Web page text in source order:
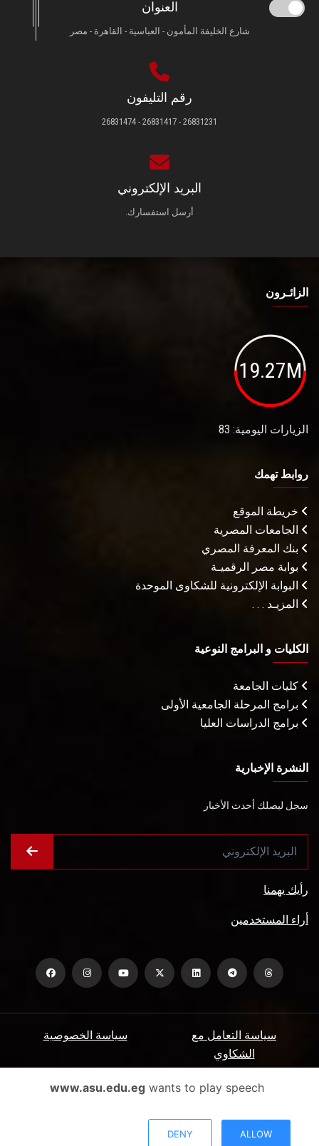
العنوان
شارع الخليفة المأمون - العباسية - القاهرة - مصر
رقم التليفون
26831231 - 26831417 - 26831474
البريد الإلكتروني
أرسل استفسارك.
الزائـرون
19.27M
الزيارات اليومية: 83
روابط تهمك
خريطة الموقع
الجامعات المصرية
بنك المعرفة المصري
بوابة مصر الرقميـة
البوابة الإلكترونية للشكاوى الموحدة
المزيـد . . .
الكليات و البرامج النوعية
كليات الجامعة
برامج المرحلة الجامعية الأولى
برامج الدراسات العليا
النشرة الإخبارية
سجل ليصلك أحدث الأخبار
رأيك يهمنا
أراء المستخدمين
سياسة الخصوصية
سياسة التعامل مع
الشكاوي
الأسئلة الشائعة ميثاق المتعاملين www.asu.edu.egwants to play speech
DENY ALLOW